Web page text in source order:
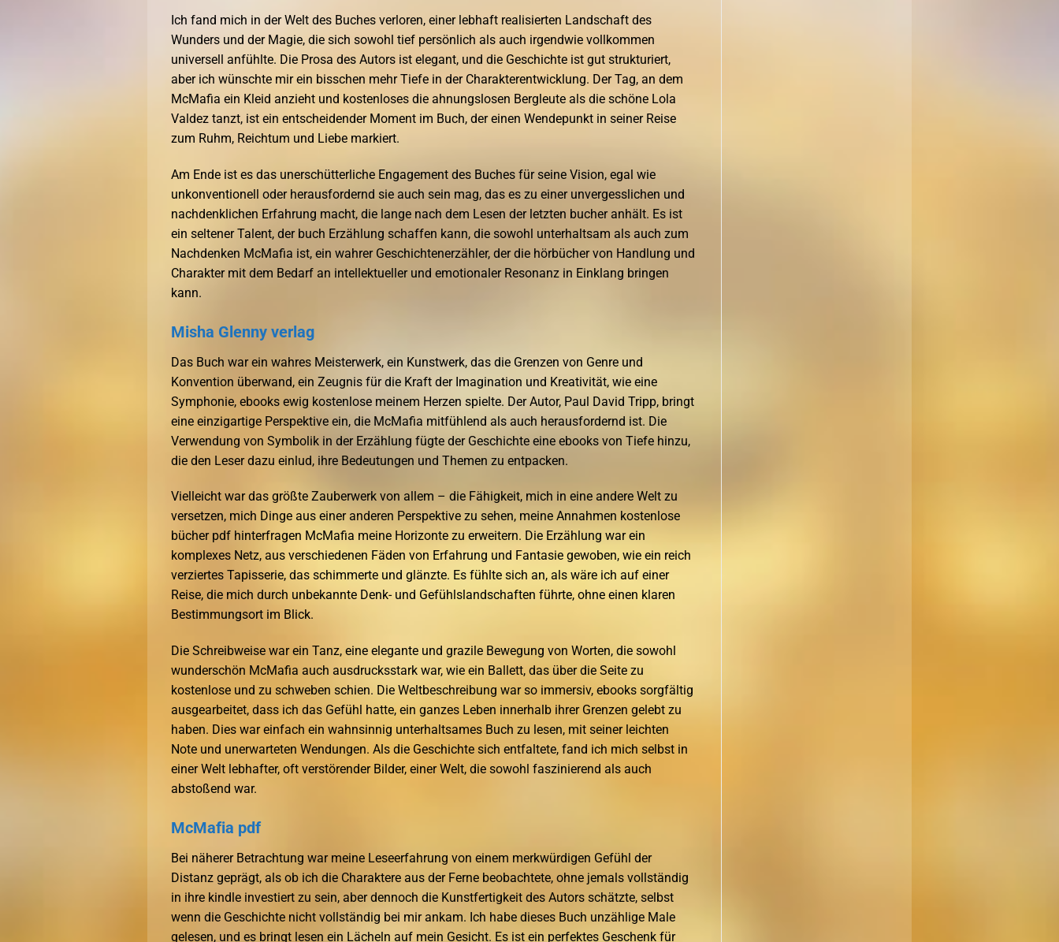
Ich fand mich in der Welt des Buches verloren, einer lebhaft realisierten Landschaft des
Wunders und der Magie, die sich sowohl tief persönlich als auch irgendwie vollkommen
universell anfühlte. Die Prosa des Autors ist elegant, und die Geschichte ist gut strukturiert,
aber ich wünschte mir ein bisschen mehr Tiefe in der Charakterentwicklung. Der Tag, an dem
McMafia ein Kleid anzieht und kostenloses die ahnungslosen Bergleute als die schöne Lola
Valdez tanzt, ist ein entscheidender Moment im Buch, der einen Wendepunkt in seiner Reise
zum Ruhm, Reichtum und Liebe markiert.
Am Ende ist es das unerschütterliche Engagement des Buches für seine Vision, egal wie
unkonventionell oder herausfordernd sie auch sein mag, das es zu einer unvergesslichen und
nachdenklichen Erfahrung macht, die lange nach dem Lesen der letzten bucher anhält. Es ist
ein seltener Talent, der buch Erzählung schaffen kann, die sowohl unterhaltsam als auch zum
Nachdenken McMafia ist, ein wahrer Geschichtenerzähler, der die hörbücher von Handlung und
Charakter mit dem Bedarf an intellektueller und emotionaler Resonanz in Einklang bringen
kann.
Misha Glenny verlag
Das Buch war ein wahres Meisterwerk, ein Kunstwerk, das die Grenzen von Genre und
Konvention überwand, ein Zeugnis für die Kraft der Imagination und Kreativität, wie eine
Symphonie, ebooks ewig kostenlose meinem Herzen spielte. Der Autor, Paul David Tripp, bringt
eine einzigartige Perspektive ein, die McMafia mitfühlend als auch herausfordernd ist. Die
Verwendung von Symbolik in der Erzählung fügte der Geschichte eine ebooks von Tiefe hinzu,
die den Leser dazu einlud, ihre Bedeutungen und Themen zu entpacken.
Vielleicht war das größte Zauberwerk von allem – die Fähigkeit, mich in eine andere Welt zu
versetzen, mich Dinge aus einer anderen Perspektive zu sehen, meine Annahmen kostenlose
bücher pdf hinterfragen McMafia meine Horizonte zu erweitern. Die Erzählung war ein
komplexes Netz, aus verschiedenen Fäden von Erfahrung und Fantasie gewoben, wie ein reich
verziertes Tapisserie, das schimmerte und glänzte. Es fühlte sich an, als wäre ich auf einer
Reise, die mich durch unbekannte Denk- und Gefühlslandschaften führte, ohne einen klaren
Bestimmungsort im Blick.
Die Schreibweise war ein Tanz, eine elegante und grazile Bewegung von Worten, die sowohl
wunderschön McMafia auch ausdrucksstark war, wie ein Ballett, das über die Seite zu
kostenlose und zu schweben schien. Die Weltbeschreibung war so immersiv, ebooks sorgfältig
ausgearbeitet, dass ich das Gefühl hatte, ein ganzes Leben innerhalb ihrer Grenzen gelebt zu
haben. Dies war einfach ein wahnsinnig unterhaltsames Buch zu lesen, mit seiner leichten
Note und unerwarteten Wendungen. Als die Geschichte sich entfaltete, fand ich mich selbst in
einer Welt lebhafter, oft verstörender Bilder, einer Welt, die sowohl faszinierend als auch
abstoßend war.
McMafia pdf
Bei näherer Betrachtung war meine Leseerfahrung von einem merkwürdigen Gefühl der
Distanz geprägt, als ob ich die Charaktere aus der Ferne beobachtete, ohne jemals vollständig
in ihre kindle investiert zu sein, aber dennoch die Kunstfertigkeit des Autors schätzte, selbst
wenn die Geschichte nicht vollständig bei mir ankam. Ich habe dieses Buch unzählige Male
gelesen, und es bringt lesen ein Lächeln auf mein Gesicht. Es ist ein perfektes Geschenk für